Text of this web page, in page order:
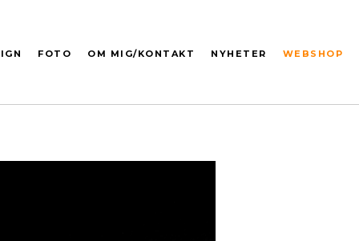
FOTO OM MIG/KONTAKT NYHETER WEBSHOP